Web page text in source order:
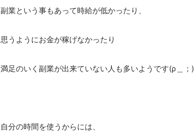
副業という事もあって時給が低かったり、
思うようにお金が稼げなかったり
満足のいく副業が出来ていない人も多いようです(ρ＿；)
自分の時間を使うからには、